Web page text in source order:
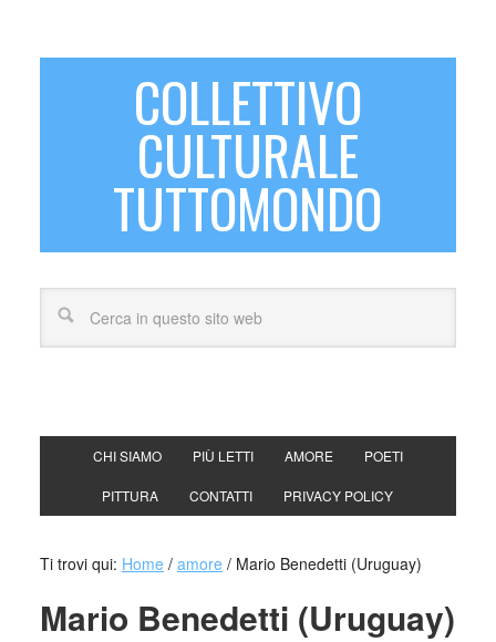
COLLETTIVO
CULTURALE
TUTTOMONDO
CHI SIAMO PIÙ LETTI AMORE POETI
PITTURA CONTATTI PRIVACY POLICY
Ti trovi qui: Home / amore /Mario Benedetti (Uruguay)
Mario Benedetti (Uruguay)